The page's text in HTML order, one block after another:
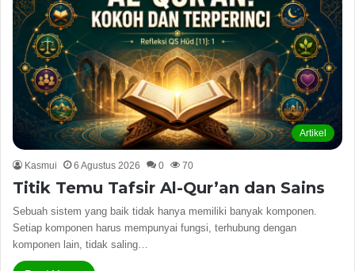
Artikel
Kasmui 6 Agustus 2026 0 70
Titik Temu Tafsir Al-Qur’an dan Sains
Sebuah sistem yang baik tidak hanya memiliki banyak komponen.
Setiap komponen harus mempunyai fungsi, terhubung dengan
komponen lain, tidak saling…